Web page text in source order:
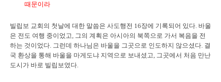
때문이라
빌립보 교회의 첫날에 대한 말씀은 사도행전 16장에 기록되어 있다. 바울
은 전도 여행 중이었고, 그의 계획은 아시아의 북쪽으로 가서 복음을 전
하는 것이었다. 그런데 하나님은 바울을 그곳으로 인도하지 않으셨다. 결
국 환상을 통해 바울을 마게도냐 지역으로 보내셨고, 그곳에서 처음 만난
도시가 바로 빌립보였다.